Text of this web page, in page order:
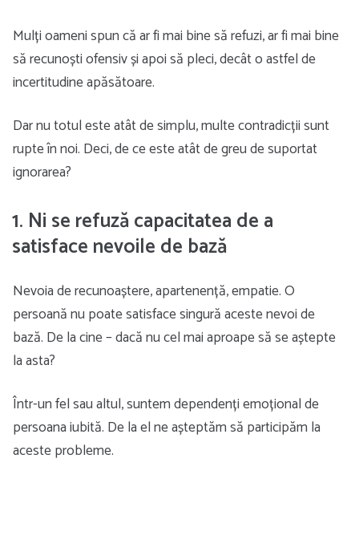
Mulți oameni spun că ar fi mai bine să refuzi, ar fi mai bine
să recunoști ofensiv și apoi să pleci, decât o astfel de
incertitudine apăsătoare.
Dar nu totul este atât de simplu, multe contradicții sunt
rupte în noi. Deci, de ce este atât de greu de suportat
ignorarea?
1. Ni se refuză capacitatea de a
satisface nevoile de bază
Nevoia de recunoaștere, apartenență, empatie. O
persoană nu poate satisface singură aceste nevoi de
bază. De la cine – dacă nu cel mai aproape să se aștepte
la asta?
Într-un fel sau altul, suntem dependenți emoțional de
persoana iubită. De la el ne așteptăm să participăm la
aceste probleme.